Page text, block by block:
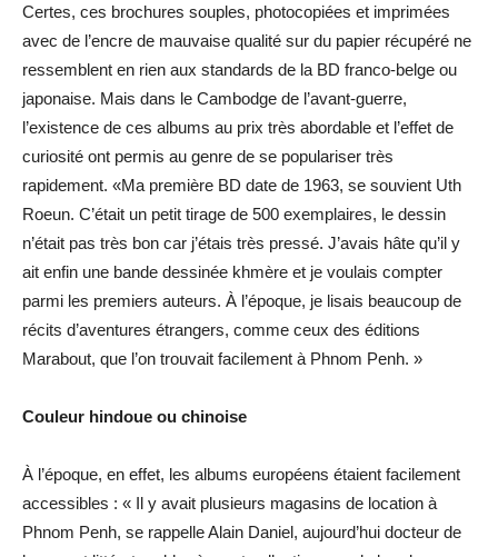
Certes, ces brochures souples, photocopiées et imprimées
avec de l’encre de mauvaise qualité sur du papier récupéré ne
ressemblent en rien aux standards de la BD franco-belge ou
japonaise. Mais dans le Cambodge de l’avant-guerre,
l’existence de ces albums au prix très abordable et l’effet de
curiosité ont permis au genre de se populariser très
rapidement. «Ma première BD date de 1963, se souvient Uth
Roeun. C’était un petit tirage de 500 exemplaires, le dessin
n’était pas très bon car j’étais très pressé. J’avais hâte qu’il y
ait enfin une bande dessinée khmère et je voulais compter
parmi les premiers auteurs. À l’époque, je lisais beaucoup de
récits d’aventures étrangers, comme ceux des éditions
Marabout, que l’on trouvait facilement à Phnom Penh. »
Couleur hindoue ou chinoise
À l’époque, en effet, les albums européens étaient facilement
accessibles : « Il y avait plusieurs magasins de location à
Phnom Penh, se rappelle Alain Daniel, aujourd’hui docteur de